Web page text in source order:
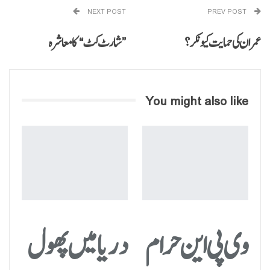
عمران کی حمایت کیونکر؟
NEXT POST
”شارٹ کٹ“ کا معاشرہ
You might also like
وی پی این حرام دریا میں پھول